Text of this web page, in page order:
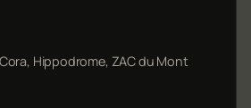
Hippodrome, ZAC du Mont